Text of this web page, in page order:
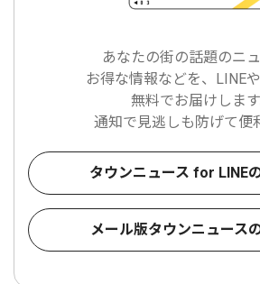
あなたの街の話題のニ
お得な情報などを、LINE
無料でお届けします
通知で見逃しも防げて便
タウンニュース for LINE
メール版タウンニュース